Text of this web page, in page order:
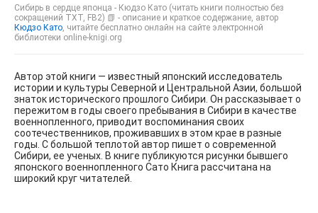
Сибирь в сердце японца - Кюдзо Като (читать книги полностью без
сокращений TXT, FB2) 📗 - описание и краткое содержание, автор
Кюдзо Като , читайте бесплатно онлайн на сайте электронной
библиотеки online-knigi.org
Автор этой книги — известный японский исследователь
истории и культуры Северной и Центральной Азии, большой
знаток исторического прошлого Сибири. Он рассказывает о
пережитом в годы своего пребывания в Сибири в качестве
военнопленного, приводит воспоминания своих
соотечественников, проживавших в этом крае в разные
годы. С большой теплотой автор пишет о современной
Сибири, ее ученых. В книге публикуются рисунки бывшего
японского военнопленного Сато Книга рассчитана на
широкий круг читателей.